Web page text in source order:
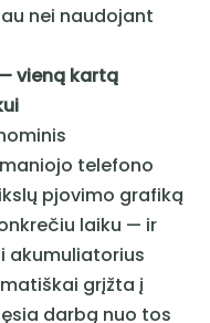
nei naudojant
vieną kartą
telefono
pjovimo grafiką
laiku — ir
akumuliatorius
grįžta į
darbą nuo tos